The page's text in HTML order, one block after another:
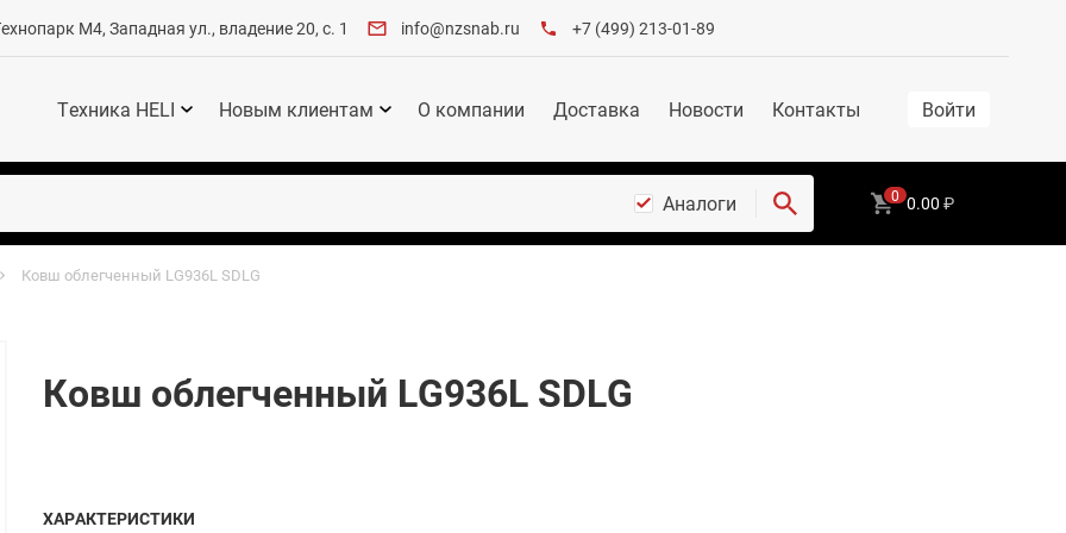
М4, Западная ул., владение 20, с. 1 info@nzsnab.ru +7 (499) 213-01-89
Техника HELI Новым клиентам О компании Доставка Новости Контакты Войти
Аналоги 0 0.00 ₽
Ковш облегченный LG936L SDLG
Ковш облегченный LG936L SDLG
ХАРАКТЕРИСТИКИ